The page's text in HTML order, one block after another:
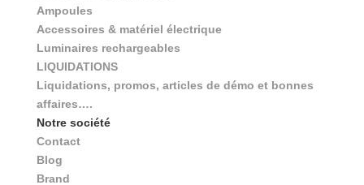
Ampoules
Accessoires & matériel électrique
Luminaires rechargeables
LIQUIDATIONS
Liquidations, promos, articles de démo et bonnes
affaires….
Notre société
Contact
Blog
Brand